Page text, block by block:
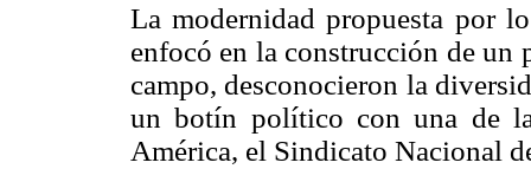
La modernidad propuesta por
enfocó en la construcción de
campo, desconocieron la
un botín político con una de
América, el Sindicato Nacional